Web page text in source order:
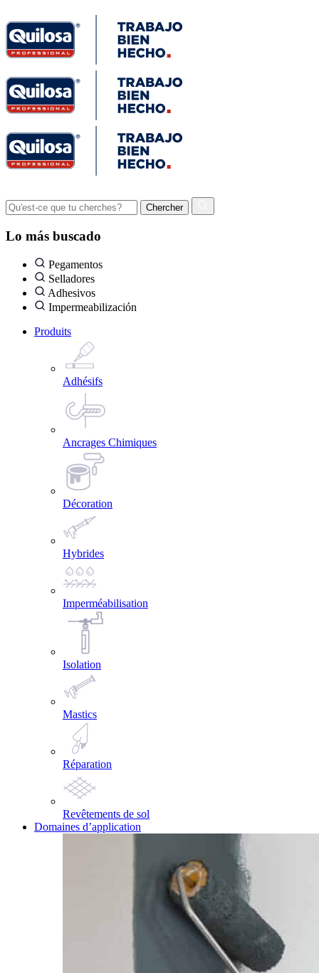
Lo más buscado
Pegamentos
Selladores
Adhesivos
Impermeabilización
Produits
Adhésifs
Ancrages Chimiques
Décoration
Hybrides
Imperméabilisation
Isolation
Mastics
Réparation
Revêtements de sol
Domaines d’application